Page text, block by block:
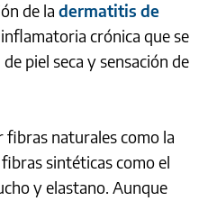
de la dermatitis de
crónica que se
piel seca y sensación de
fibras naturales como la
sintéticas como el
y elastano. Aunque